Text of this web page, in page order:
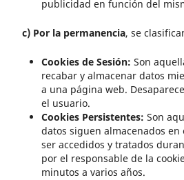
publicidad en función del
c) Por la permanencia, se
Cookies de Sesión: Son
recabar y almacenar datos
a una página web.
el usuario.
Cookies Persistentes: Son
datos siguen almacenados
ser accedidos y tratados
por el responsable de la
minutos a varios años.